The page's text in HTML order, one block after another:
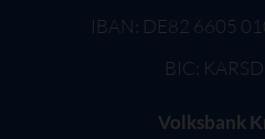
IBAN: DE82 6605
BIC:
Volksbank